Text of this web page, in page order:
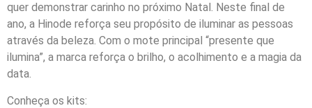
quer demonstrar carinho no próximo Natal. Neste final de
ano, a Hinode reforça seu propósito de iluminar as pessoas
através da beleza. Com o mote principal “presente que
ilumina”, a marca reforça o brilho, o acolhimento e a magia da
data.
Conheça os kits: